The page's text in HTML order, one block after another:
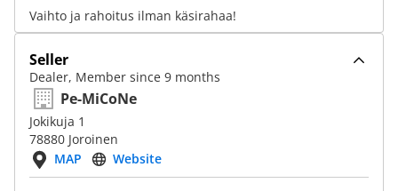
Vaihto ja rahoitus ilman käsirahaa!
Seller
Dealer, Member since 9 months
Pe-MiCoNe
Jokikuja 1
78880 Joroinen
MAP
Website